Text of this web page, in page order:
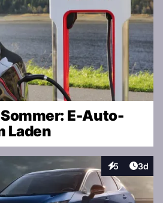
E-Auto-
Laden
5
Interaktionen
3d